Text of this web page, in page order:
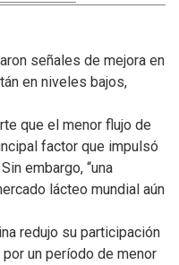
señales de mejora en
en niveles bajos,
que el menor flujo de
factor que impulsó
embargo, “una
lácteo mundial aún
redujo su participación
un período de menor